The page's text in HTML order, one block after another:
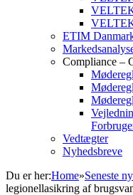
ETIM
Compliance –
Vedtægter
Nyhedsbreve
Du er her:Home»Seneste
legionellasikring af